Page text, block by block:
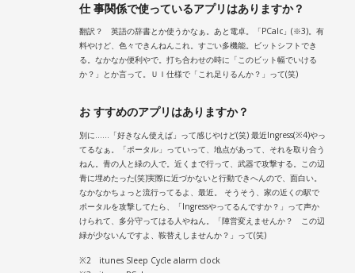
仕 事関係で使っているアプリはありますか？
翻訳？ 英語の辞書とか使うかなぁ。あと電卓。「PCalc」(※3)。有
料やけど、色々できんねんこれ。すごい多機能。ビットシフトでき
る。なかなか便利やで。打ち合わせの時に「このビット幅でいける
か？」とか言って。ＵＩ仕様で「これ足りるんか？」って(笑)
お すすめのアプリはありますか？
別に……「好きなん使えば」って感じやけど(笑) 最近Ingress(※4)やっ
てるなぁ。「ポータル」っていって、地点があって、それを取り合う
ねん。青の人と緑の人で。近くまで行って、武器で攻撃する。この辺
青に埋めたった(笑)実際に近づかないと行動できへんので、面白い。
なかなかちょっと流行ってるよ、最近。 そうそう、家の近くの駅で
ポータルを攻撃してたら、「Ingressやってるんですか？」って声か
けられて、多分守ってはる人やねん。「陣営変えませんか？ この辺
緑が少ないんですよ、鞍替えしませんか？」って(笑)
※2 itunes Sleep Cycle alarm clock